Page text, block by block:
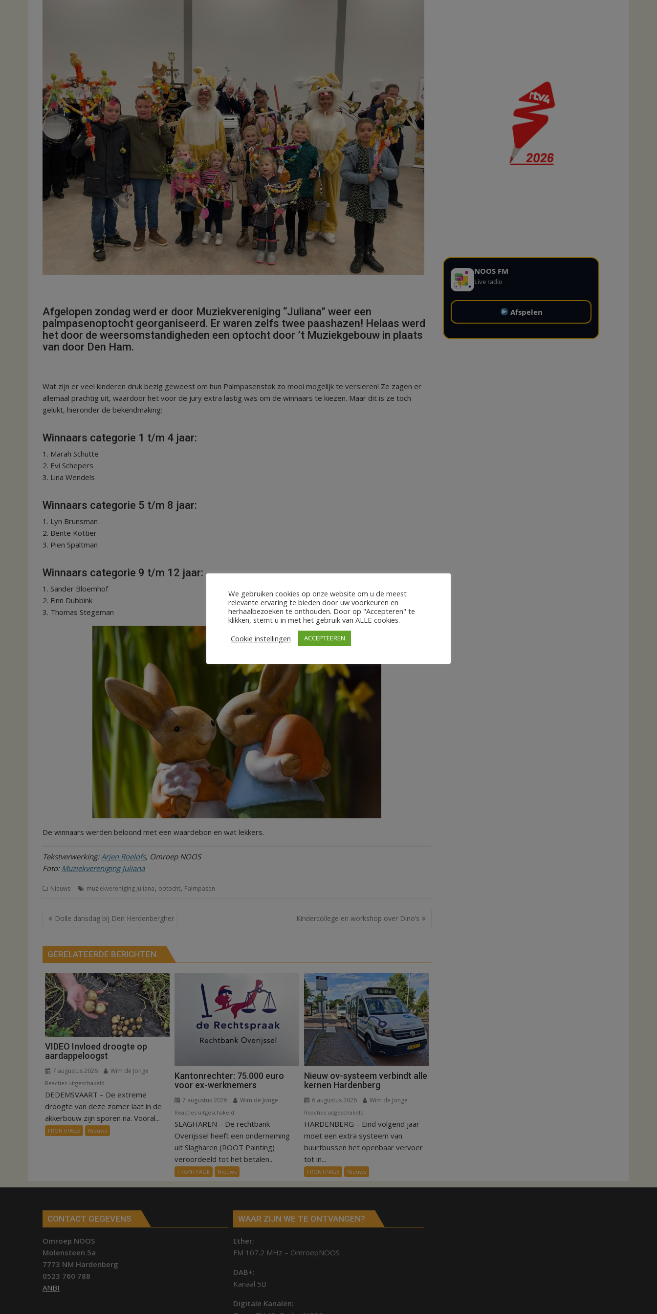
Afgelopen zondag werd er door Muziekvereniging “Juliana” weer een
palmpasenoptocht georganiseerd. Er waren zelfs twee paashazen! Helaas werd
het door de weersomstandigheden een optocht door ’t Muziekgebouw in plaats
van door Den Ham.
Wat zijn er veel kinderen druk bezig geweest om hun Palmpasenstok zo mooi mogelijk te versieren! Ze zagen er
allemaal prachtig uit, waardoor het voor de jury extra lastig was om de winnaars te kiezen. Maar dit is ze toch
gelukt, hieronder de bekendmaking:
Winnaars categorie 1 t/m 4 jaar:
1. Marah Schütte
2. Evi Schepers
3. Lina Wendels
Winnaars categorie 5 t/m 8 jaar:
1. Lyn Brunsman
2. Bente Kottier
3. Pien Spaltman
Winnaars categorie 9 t/m 12 jaar:
1. Sander Bloemhof
2. Finn Dubbink
3. Thomas Stegeman
De winnaars werden beloond met een waardebon en wat lekkers.
Tekstverwerking: Arjen Roelofs, Omroep NOOS
Foto: Muziekvereniging Juliana
Nieuws muziekvereniging Juliana, optocht, Palmpasen
Bericht
Dolle dansdag bij Den Herdenbergher Kindercollege en workshop over Dino’s
GERELATEERDE BERICHTEN
VIDEO Invloed droogte op
aardappeloogst
7 augustus 2026 Wim de Jonge
Reacties uitgeschakeld
VIDEO
Invloed
op
aardappeloogst
DEDEMSVAART – De extreme
droogte van deze zomer laat in de
akkerbouw zijn sporen na. Vooral...
FRONTPAGE Nieuws
Kantonrechter: 75.000 euro
voor ex-werknemers
7 augustus 2026 Wim de Jonge
Reacties uitgeschakeld
Kantonrechter:
75.000
euro
voor
ex-
werknemers
SLAGHAREN – De rechtbank
Overijssel heeft een onderneming
uit Slagharen (ROOT Painting)
veroordeeld tot het betalen...
FRONTPAGE Nieuws
Nieuw ov-systeem verbindt alle
kernen Hardenberg
6 augustus 2026 Wim de Jonge
Reacties uitgeschakeld
Nieuw
ov-
systeem
alle
kernen
Hardenberg
HARDENBERG – Eind volgend jaar
moet een extra systeem van
buurtbussen het openbaar vervoer
tot in...
FRONTPAGE Nieuws
NOOS FM
Live radio
Afspelen
CONTACT GEGEVENS
Omroep NOOS
Molensteen 5a
7773 NM Hardenberg
0523 760 788
ANBI
WAAR ZIJN WE TE ONTVANGEN?
Ether;
FM 107.2 MHz – OmroepNOOS
DAB+:
Kanaal 5B
Digitale Kanalen:
We gebruiken cookies op onze website om u de meest
relevante ervaring te bieden door uw voorkeuren en
herhaalbezoeken te onthouden. Door op "Accepteren" te
klikken, stemt u in met het gebruik van ALLE cookies.
Cookie instellingen
ACCEPTEEREN